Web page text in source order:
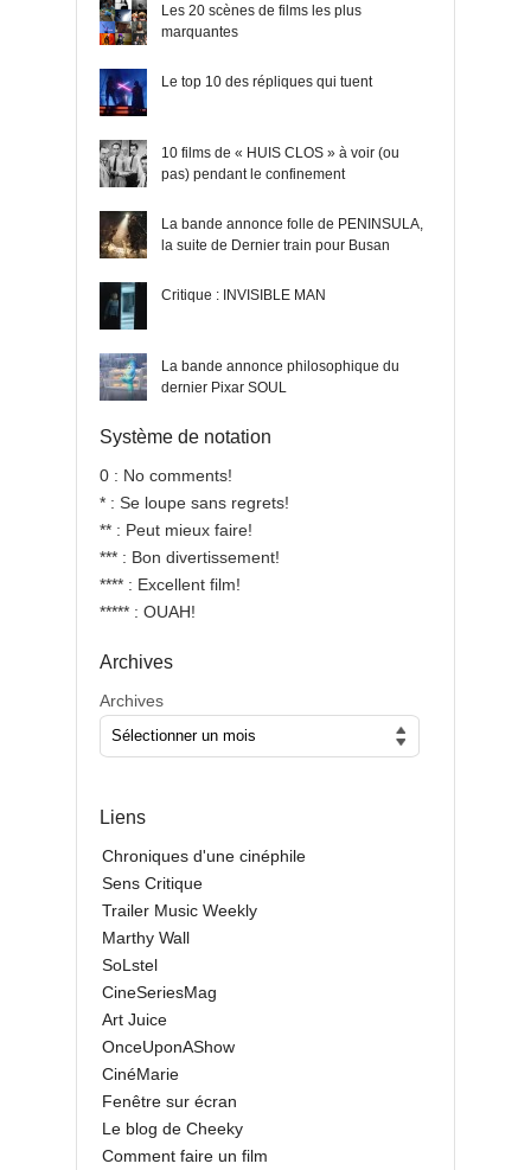
Les 20 scènes de films les plus
marquantes
Le top 10 des répliques qui tuent
10 films de « HUIS CLOS » à voir (ou
pas) pendant le confinement
La bande annonce folle de PENINSULA,
la suite de Dernier train pour Busan
Critique : INVISIBLE MAN
La bande annonce philosophique du
dernier Pixar SOUL
Système de notation
0 : No comments!
* : Se loupe sans regrets!
** : Peut mieux faire!
*** : Bon divertissement!
**** : Excellent film!
***** : OUAH!
Archives
Archives
Liens
Chroniques d'une cinéphile
Sens Critique
Trailer Music Weekly
Marthy Wall
SoLstel
CineSeriesMag
Art Juice
OnceUponAShow
CinéMarie
Fenêtre sur écran
Le blog de Cheeky
Comment faire un film